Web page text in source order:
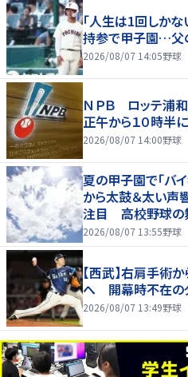
「人生は1回しか
持参で甲子園…父
2026/08/07 14:05野球
ＮＰＢ ロッテ浦
正午から１０時
2026/08/07 14:00野球
夏の甲子園で「バ
から太鼓＆太い
注目 高校野球の
2026/08/07 13:55野球
【西武】右肩手術
へ 開幕時不在の
2026/08/07 13:49野球